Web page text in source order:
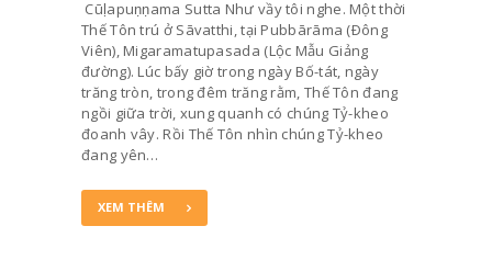
Cūḷapuṇṇama Sutta Như vầy tôi nghe. Một thời
Thế Tôn trú ở Sāvatthi, tại Pubbārāma (Ðông
Viên), Migaramatupasada (Lộc Mẫu Giảng
đường). Lúc bấy giờ trong ngày Bố-tát, ngày
trăng tròn, trong đêm trăng rằm, Thế Tôn đang
ngồi giữa trời, xung quanh có chúng Tỷ-kheo
đoanh vây. Rồi Thế Tôn nhìn chúng Tỷ-kheo
đang yên…
XEM THÊM